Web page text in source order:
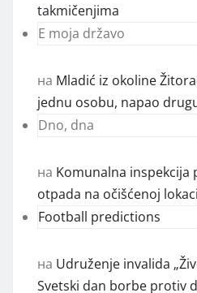
takmičenjima
E moja državo
на Mladić iz okoline
jednu osobu, napao
Dno, dna
на Komunalna
otpada na očišćenoj
Football predictions
на Udruženje invalida
Svetski dan borbe protiv